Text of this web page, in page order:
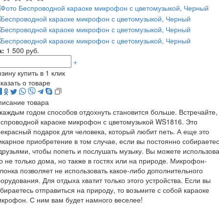
1 500 руб.
+
купить в 1 клик
о товаре
товара
годом способов отдохнуть становится больше. Встречайте,
караоке микрофон с цветомузыкой WS1816. Это
подарок для человека, который любит петь. А еще это
приобретение в том случае, если вы постоянно
чтобы попеть и послушать музыку. Вы можете
не только дома, но также в гостях или на природе. Микрофон-
позволяет не использовать какое-либо дополнительного
Для отдыха хватит только этого устройства. Если вы
отправиться на природу, то возьмите с собой караоке
С ним вам будет намного веселее!